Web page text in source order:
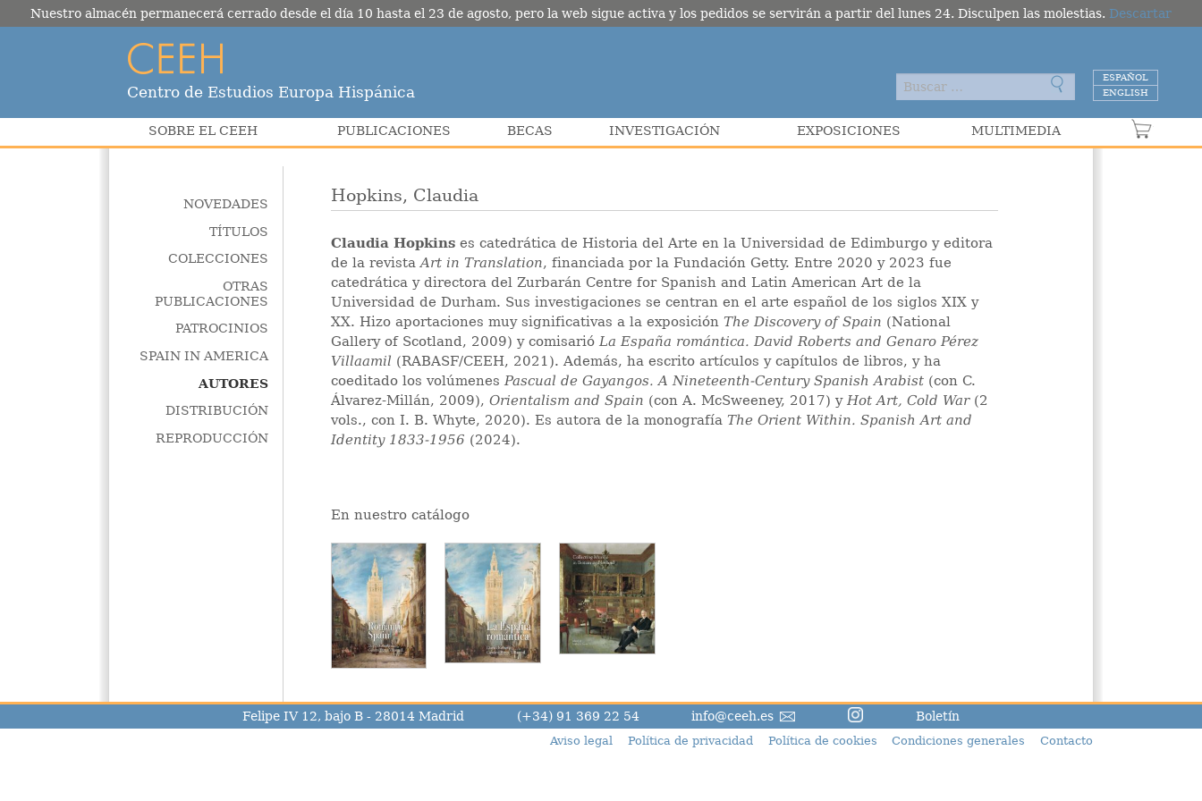
Centro de Estudios Europa Hispánica
ESPAÑOL
ENGLISH
SOBRE EL CEEH PUBLICACIONES BECAS INVESTIGACIÓN EXPOSICIONES MULTIMEDIA
NOVEDADES
TÍTULOS
COLECCIONES
OTRAS
PUBLICACIONES
PATROCINIOS
SPAIN IN AMERICA
AUTORES
DISTRIBUCIÓN
REPRODUCCIÓN
Hopkins, Claudia
Claudia Hopkinses catedrática de Historia del Arte en la Universidad de Edimburgo y editora
de la revistaArt in Translation, financiada por la Fundación Getty. Entre 2020 y 2023 fue
catedrática y directora del Zurbarán Centre for Spanish and Latin American Art de la
Universidad de Durham. Sus investigaciones se centran en el arte español de los siglos XIX y
XX. Hizo aportaciones muy significativas a la exposición The Discovery of Spain (National
Gallery of Scotland, 2009) y comisarió La España romántica. David Roberts and Genaro Pérez
Villaamil (RABASF/CEEH, 2021). Además, ha escrito artículos y capítulos de libros, y ha
coeditado los volúmenes Pascual de Gayangos. A Nineteenth-Century Spanish Arabist (con C.
Álvarez-Millán, 2009), Orientalism and Spain (con A. McSweeney, 2017) y Hot Art, Cold War (2
vols., con I. B. Whyte, 2020). Es autora de la monografía The Orient Within. Spanish Art and
Identity 1833-1956 (2024).
En nuestro catálogo
Felipe IV 12, bajo B - 28014 Madrid (+34) 91 369 22 54 info@ceeh.es Boletín
Aviso legal Política de privacidad Política de cookies Condiciones generales Contacto
Nuestro almacén permanecerá cerrado desde el día 10 hasta el 23 de agosto, pero la web sigue activa y los pedidos se servirán a partir del lunes 24. Disculpen las molestias. Descartar